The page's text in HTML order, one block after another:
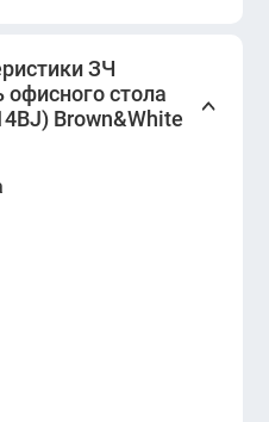
ЗЧ
офисного стола
Brown&White